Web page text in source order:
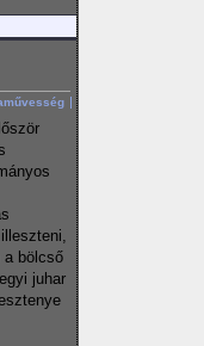
a bölcső
juhar